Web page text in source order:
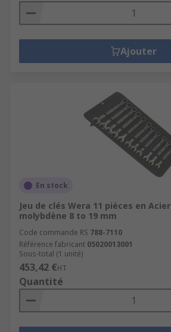
Ajouter
En stock
Jeu de clés Wera 11 pièces en
molybdène 8 to 19 mm
Code commande RS 788-7110
Référence fabricant 05020013001
Sous-total (1 unité)
453,42 €HT
Quantité